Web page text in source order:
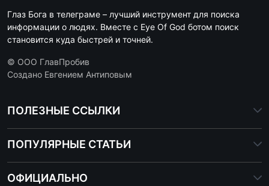
Глаз Бога в телеграме – лучший инструмент для поиска
информации о людях. Вместе с Eye Of God ботом поиск
становится куда быстрей и точней.
© ООО ГлавПробив
Создано Евгением Антиповым
ПОЛЕЗНЫЕ ССЫЛКИ
ПОПУЛЯРНЫЕ СТАТЬИ
ОФИЦИАЛЬНО